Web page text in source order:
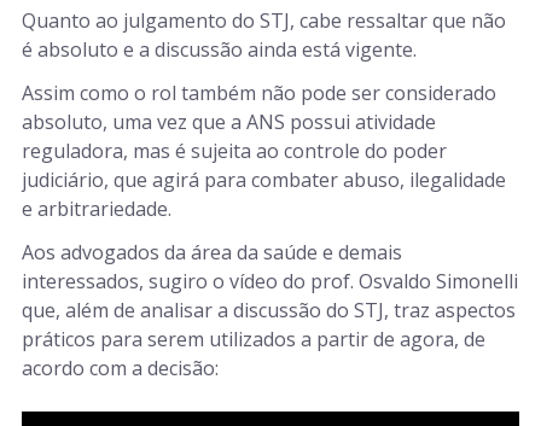
Quanto ao julgamento do STJ, cabe ressaltar que não
é absoluto e a discussão ainda está vigente.
Assim como o rol também não pode ser considerado
absoluto, uma vez que a ANS possui atividade
reguladora, mas é sujeita ao controle do poder
judiciário, que agirá para combater abuso, ilegalidade
e arbitrariedade.
Aos advogados da área da saúde e demais
interessados, sugiro o vídeo do prof. Osvaldo Simonelli
que, além de analisar a discussão do STJ, traz aspectos
práticos para serem utilizados a partir de agora, de
acordo com a decisão: